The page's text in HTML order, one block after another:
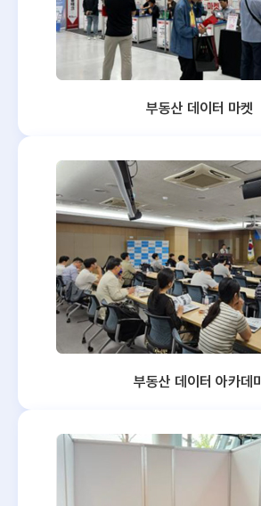
부동산 데이터 마켓
부동산 데이터 아카데미